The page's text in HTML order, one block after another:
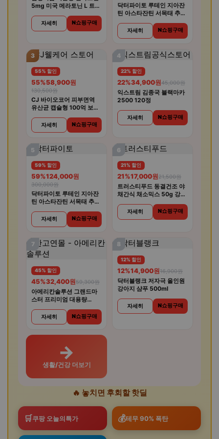
5mg 미국 메라토닌 L 트립
자세히 N쇼핑구매
닥터파이토 루테인 지아잔
틴 아스타잔틴 서목태 추출
4개 자세히 N쇼핑구매
3
55% 할인
55%58,900원
130,500원
CJ 바이오코어 피부면역
유산균 캡슐형 100억 보장
자세히 N쇼핑구매
4
22% 할인
22%34,900원45,000원
익스트림 김종국 블랙마카
2500 120정
자세히 N쇼핑구매
5
59% 할인
59%124,000원
300,000원
닥터파이토 루테인 지아잔
틴 아스타잔틴 서목태 추출
6개 자세히 N쇼핑구매
6
21% 할인
21%17,000원21,500원
트러스티푸드 동결건조 야
채간식 채소믹스 50g 강아
자세히 N쇼핑구매
7
45% 할인
45%32,400원59,300원
아메리칸솔루션 그랜드마
스터 프리미엄 대용량
모래자세히 N쇼핑구매
8
12% 할인
12%14,900원16,900원
닥터블랭크 저자극 올인원
강아지 샴푸 500ml
자세히 N쇼핑구매
→
생활/건강 더보기
🔥 놓치면 후회할 핫딜
🛒쿠팡 오늘의특가 💰테무 90% 폭탄